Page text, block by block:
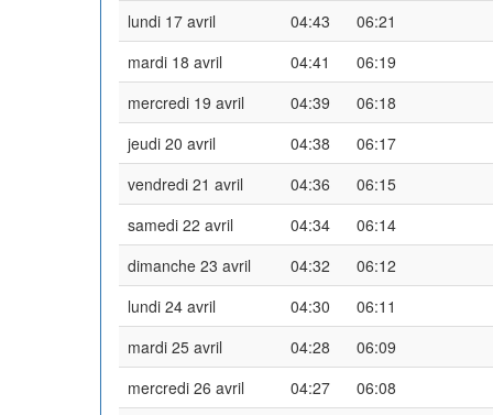
lundi 17 avril
04:43 06:21
mardi 18 avril
04:41 06:19
mercredi 19 avril
04:39 06:18
jeudi 20 avril
04:38 06:17
vendredi 21 avril
04:36 06:15
samedi 22 avril
04:34 06:14
dimanche 23 avril
04:32 06:12
lundi 24 avril
04:30 06:11
mardi 25 avril
04:28 06:09
mercredi 26 avril
04:27 06:08